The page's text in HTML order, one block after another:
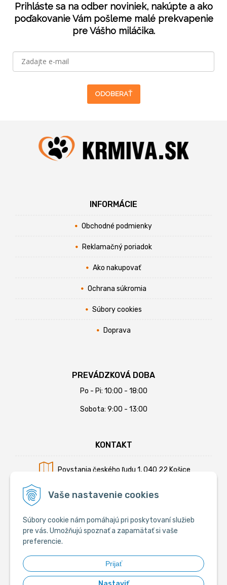
Vaše nastavenie cookies
Súbory cookie nám pomáhajú pri poskytovaní služieb
pre vás. Umožňujú spoznať a zapamätať si vaše
preferencie.
Prijať
Prihláste sa na odber noviniek, nakúpte a ako
poďakovanie Vám pošleme malé prekvapenie
pre Vášho miláčika.
ODOBERAŤ
INFORMÁCIE
Obchodné podmienky
Reklamačný poriadok
Ako nakupovať
Ochrana súkromia
Súbory cookies
Doprava
PREVÁDZKOVÁ DOBA
Po - Pi: 10:00 - 18:00
Sobota: 9:00 - 13:00
KONTAKT
Povstania českého ľudu 1, 040 22 Košice
Mobil:+421 902 794 355
E-mail:info@krmiva.sk